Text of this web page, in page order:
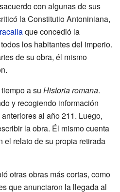
con algunas de sus
la Constitutio Antoniniana,
que concedió la
los habitantes del imperio.
de su obra, él mismo
a su Historia romana.
y recogiendo información
al año 211. Luego,
la obra. Él mismo cuenta
el relato de su propia retirada
otras obras más cortas, como
que anunciaron la llegada al